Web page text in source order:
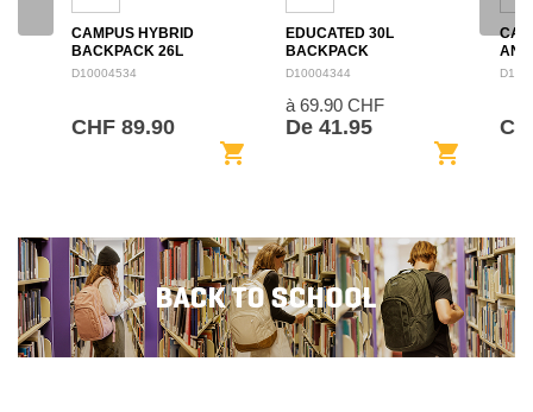
CAMPUS HYBRID
BACKPACK 26L
D10004534
CHF 89.90
shopping_cart
EDUCATED 30L
BACKPACK
D10004344
à 69.90 CHF
De 41.95
shopping_cart